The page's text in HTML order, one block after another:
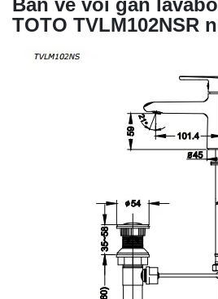
Bản vẽ vòi gắn lavabo
TOTO TVLM102NSR